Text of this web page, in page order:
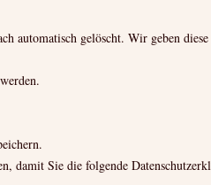
automatisch gelöscht. Wir geben
damit Sie die folgende